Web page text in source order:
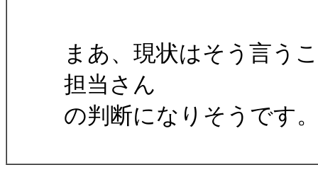
まあ、現状はそう言う
担当さん
の判断になりそうです